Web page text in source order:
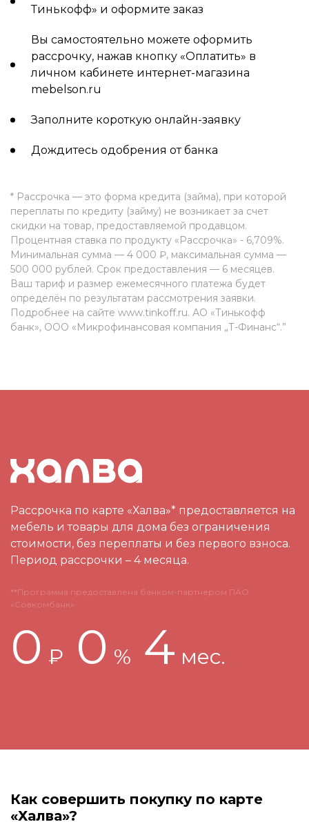
Тинькофф» и оформите заказ
Вы самостоятельно можете оформить
рассрочку, нажав кнопку «Оплатить» в
личном кабинете интернет-магазина
mebelson.ru
Заполните короткую онлайн-заявку
Дождитесь одобрения от банка
* Рассрочка — это форма кредита (займа), при которой
переплаты по кредиту (займу) не возникает за счет
скидки на товар, предоставляемой продавцом.
Процентная ставка по продукту «Рассрочка» - 6,709%.
Минимальная сумма — 4 000 ₽, максимальная сумма —
500 000 рублей. Срок предоставления — 6 месяцев.
Ваш тариф и размер ежемесячного платежа будет
определён по результатам рассмотрения заявки.
Подробнее на сайте www.tinkoff.ru. АО «Тинькофф
банк», ООО «Микрофинансовая компания „Т-Финанс“.”
Рассрочка по карте «Халва»* предоставляется на
мебель и товары для дома без ограничения
стоимости, без переплаты и без первого взноса.
Период рассрочки – 4 месяца.
**Программа предоставлена банком-партнером ПАО
«Совкомбанк»
0 ₽ 0 % 4 мес.
Как совершить покупку по карте
«Халва»?